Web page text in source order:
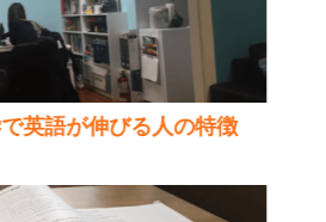
英語が伸びる人の特徴